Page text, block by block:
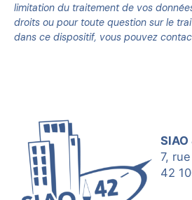
limitation du traitement de vos
droits ou pour toute question sur le
dans ce dispositif, vous pouvez
7,
42